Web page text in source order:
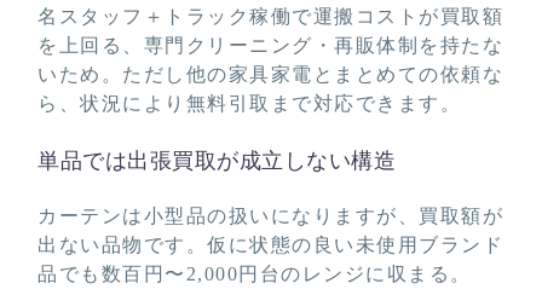
名スタッフ＋トラック稼働で運搬コストが買取額
を上回る、専門クリーニング・再販体制を持たな
いため。ただし他の家具家電とまとめての依頼な
ら、状況により無料引取まで対応できます。
単品では出張買取が成立しない構造
カーテンは小型品の扱いになりますが、買取額が
出ない品物です。仮に状態の良い未使用ブランド
品でも数百円〜2,000円台のレンジに収まる。